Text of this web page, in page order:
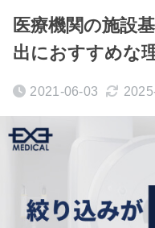
医療機関の施設
出におすすめな
2021-06-03